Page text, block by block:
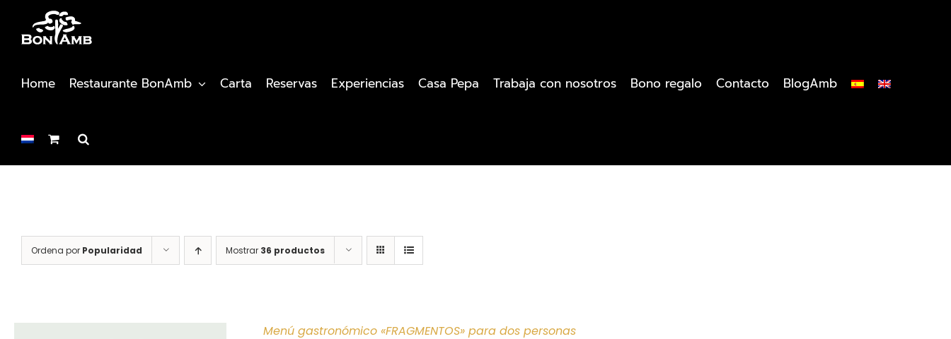
contenido
Home Restaurante BonAmb Carta Reservas Experiencias Casa Pepa Trabaja con nosotros Bono regalo Contacto BlogAmb
Ordena por Popularidad Mostrar 36 productos
Menú gastronómico «FRAGMENTOS» para dos personas